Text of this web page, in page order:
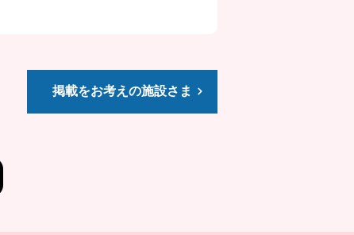
掲載をお考えの施設さま